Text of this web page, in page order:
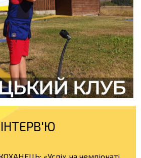
ІНТЕРВ'Ю
«Успіх на чемпіонаті